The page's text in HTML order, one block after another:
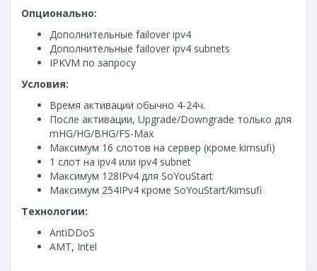
Опционально:
Дополнительные failover ipv4
Дополнительные failover ipv4 subnets
IPKVM по запросу
Условия:
Время активации обычно 4-24ч.
После активации, Upgrade/Downgrade только для
mHG/HG/BHG/FS-Max
Максимум 16 слотов на сервер (кроме kimsufi)
1 слот на ipv4 или ipv4 subnet
Максимум 128IPv4 для SoYouStart
Максимум 254IPv4 кроме SoYouStart/kimsufi
Технологии:
AntiDDoS
AMT, Intel